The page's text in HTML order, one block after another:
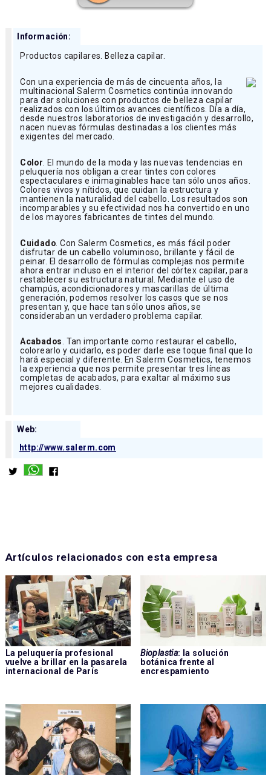
Información:
Productos capilares. Belleza capilar.
Con una experiencia de más de cincuenta años, la
multinacional Salerm Cosmetics continúa innovando
para dar soluciones con productos de belleza capilar
realizados con los últimos avances científicos. Día a día,
desde nuestros laboratorios de investigación y desarrollo,
nacen nuevas fórmulas destinadas a los clientes más
exigentes del mercado.
Color . El mundo de la moda y las nuevas tendencias en
peluquería nos obligan a crear tintes con colores
espectaculares e inimaginables hace tan sólo unos años.
Colores vivos y nítidos, que cuidan la estructura y
mantienen la naturalidad del cabello. Los resultados son
incomparables y su efectividad nos ha convertido en uno
de los mayores fabricantes de tintes del mundo.
Cuidado . Con Salerm Cosmetics, es más fácil poder
disfrutar de un cabello voluminoso, brillante y fácil de
peinar. El desarrollo de fórmulas complejas nos permite
ahora entrar incluso en el interior del córtex capilar, para
restablecer su estructura natural. Mediante el uso de
champús, acondicionadores y mascarillas de última
generación, podemos resolver los casos que se nos
presentan y, que hace tan sólo unos años, se
consideraban un verdadero problema capilar.
Acabados. Tan importante como restaurar el cabello,
colorearlo y cuidarlo, es poder darle ese toque final que lo
hará especial y diferente. En Salerm Cosmetics, tenemos
la experiencia que nos permite presentar tres líneas
completas de acabados, para exaltar al máximo sus
mejores cualidades.
Web:
http://www.salerm.com
Artículos relacionados con esta empresa
La peluquería profesional
vuelve a brillar en la pasarela
internacional de París
Bioplastia: la solución
botánica frente al
encrespamiento